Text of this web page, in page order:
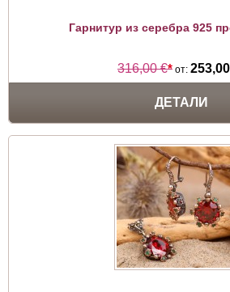
Гарнитур из серебра 925
316,00 €* от:
ДЕТАЛИ